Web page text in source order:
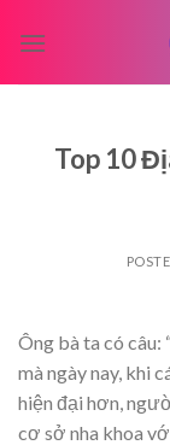
Top 10
Ông bà ta có câu:
mà ngày nay, khi
hiện đại hơn,
cơ sở nha khoa